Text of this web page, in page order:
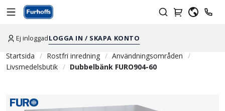
Ej inloggadLOGGA IN / SKAPA KONTO
Startsida Rostfri inredning
Användningsområden
Livsmedelsbutik
Dubbelbänk FURO904-60